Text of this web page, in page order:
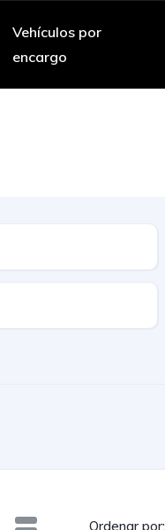
Vehículos por
encargo
Ordenar por: